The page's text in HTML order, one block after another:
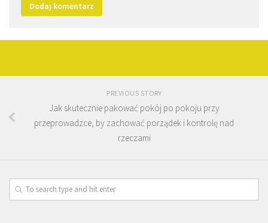
PREVIOUS STORY
Jak skutecznie pakować pokój po pokoju przy
przeprowadzce, by zachować porządek i kontrolę nad
rzeczami